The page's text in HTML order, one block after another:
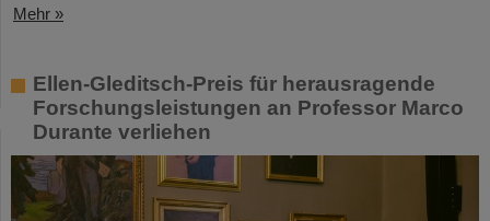
Mehr »
Ellen-Gleditsch-Preis für herausragende
Forschungsleistungen an Professor Marco
Durante verliehen